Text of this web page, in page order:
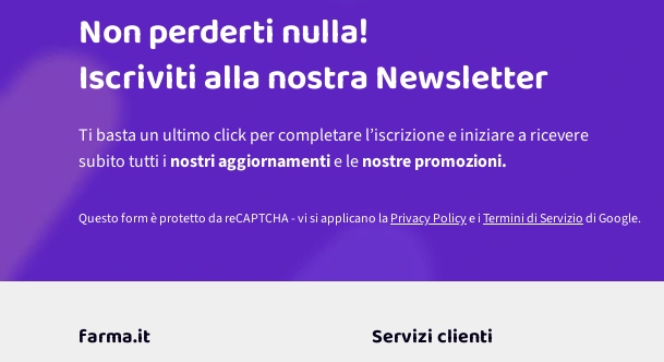
Indirizzo email
Non perderti nulla!
Iscriviti alla nostra Newsletter
Ti basta un ultimo click per completare l’iscrizione e iniziare a ricevere
subito tutti i nostri aggiornamentie lenostre promozioni.
Questo form è protetto da reCAPTCHA - vi si applicano laPrivacy Policye iTermini di Serviziodi Google.
farma.it Servizi clienti